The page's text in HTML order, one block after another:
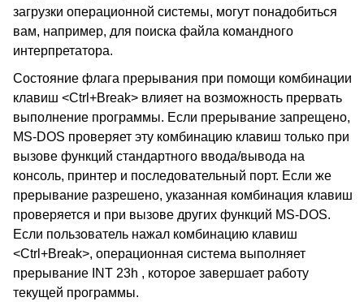
загрузки операционной системы, могут понадобиться
вам, например, для поиска файла командного
интерпретатора.
Состояние флага прерывания при помощи комбинации
клавиш <Ctrl+Break> влияет на возможность прервать
выполнение программы. Если прерывание запрещено,
MS-DOS проверяет эту комбинацию клавиш только при
вызове функций стандартного ввода/вывода на
консоль, принтер и последовательный порт. Если же
прерывание разрешено, указанная комбинация клавиш
проверяется и при вызове других функций MS-DOS.
Если пользователь нажал комбинацию клавиш
<Ctrl+Break>, операционная система выполняет
прерывание INT 23h , которое завершает работу
текущей программы.